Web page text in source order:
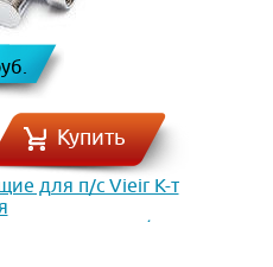
Купить
для п/с Vieir К-т
вн.-вн. 3/4 х